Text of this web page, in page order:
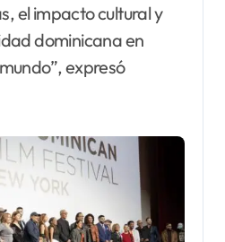
el impacto cultural y
dominicana en
expresó